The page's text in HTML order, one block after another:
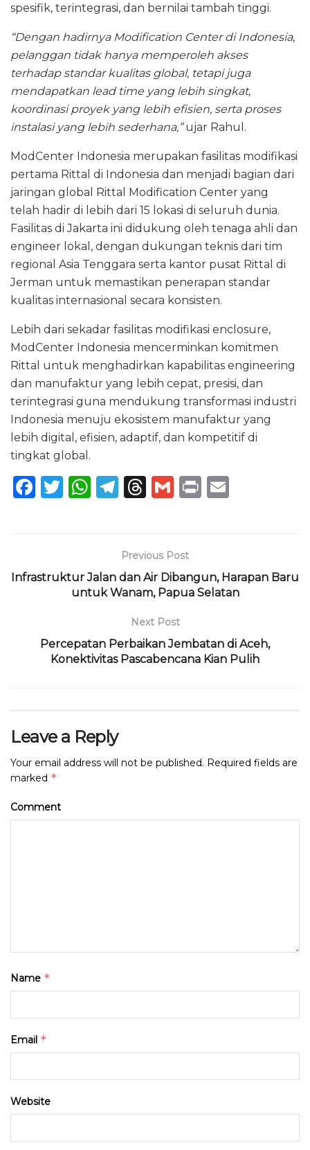
spesifik, terintegrasi, dan bernilai tambah tinggi.
“Dengan hadirnya Modification Center di Indonesia,
pelanggan tidak hanya memperoleh akses
terhadap standar kualitas global, tetapi juga
mendapatkan lead time yang lebih singkat,
koordinasi proyek yang lebih efisien, serta proses
instalasi yang lebih sederhana,”ujar Rahul.
ModCenter Indonesia merupakan fasilitas modifikasi
pertama Rittal di Indonesia dan menjadi bagian dari
jaringan global Rittal Modification Center yang
telah hadir di lebih dari 15 lokasi di seluruh dunia.
Fasilitas di Jakarta ini didukung oleh tenaga ahli dan
engineer lokal, dengan dukungan teknis dari tim
regional Asia Tenggara serta kantor pusat Rittal di
Jerman untuk memastikan penerapan standar
kualitas internasional secara konsisten.
Lebih dari sekadar fasilitas modifikasi enclosure,
ModCenter Indonesia mencerminkan komitmen
Rittal untuk menghadirkan kapabilitas engineering
dan manufaktur yang lebih cepat, presisi, dan
terintegrasi guna mendukung transformasi industri
Indonesia menuju ekosistem manufaktur yang
lebih digital, efisien, adaptif, dan kompetitif di
tingkat global.
F
b
k
T
r
W
A
p
T
g
ra
m
T
a
d
s
G
l
P
Previous Post
Infrastruktur Jalan dan Air Dibangun, Harapan Baru
untuk Wanam, Papua Selatan
Next Post
Percepatan Perbaikan Jembatan di Aceh,
Konektivitas Pascabencana Kian Pulih
Leave a Reply
Your email address will not be published. Required fields are
marked *
Comment
Name *
Email *
Website